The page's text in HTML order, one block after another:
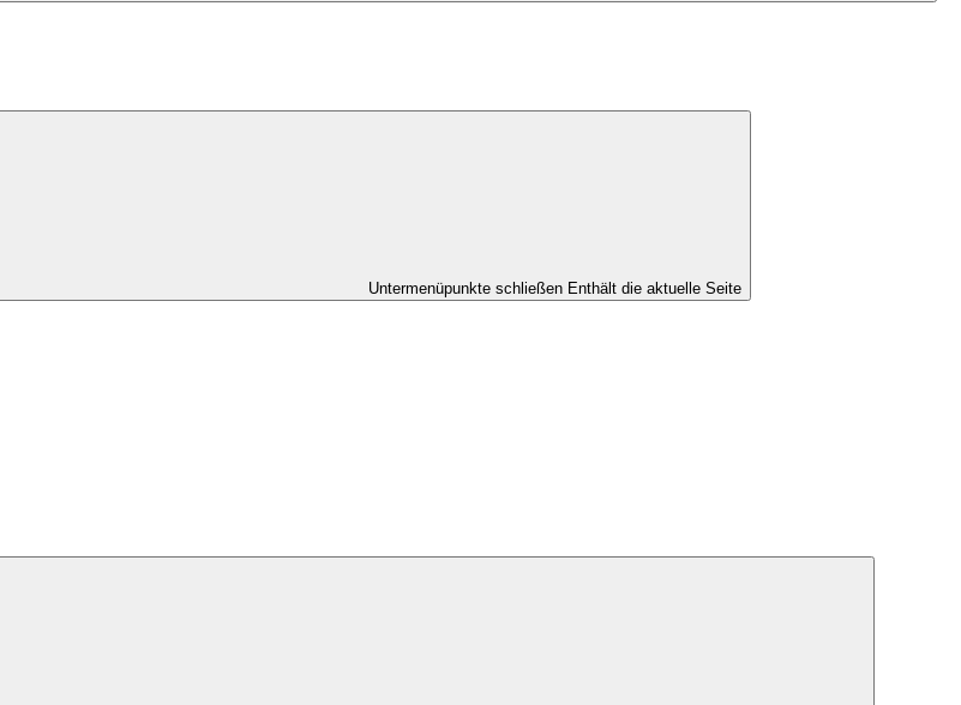
Untermenüpunkte schließen Enthält die aktuelle Seite